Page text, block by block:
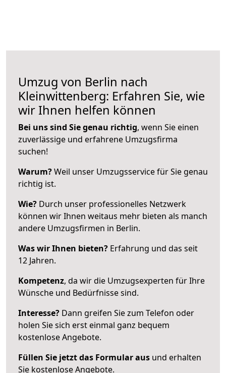
Umzug von Berlin nach
Kleinwittenberg: Erfahren Sie, wie
wir Ihnen helfen können
Bei uns sind Sie genau richtig, wenn Sie einen
zuverlässige und erfahrene Umzugsfirma
suchen!
Warum?Weil unser Umzugsservice für Sie genau
richtig ist.
Wie? Durch unser professionelles Netzwerk
können wir Ihnen weitaus mehr bieten als manch
andere Umzugsfirmen in Berlin.
Was wir Ihnen bieten? Erfahrung und das seit
12 Jahren.
Kompetenz, da wir die Umzugsexperten für Ihre
Wünsche und Bedürfnisse sind.
Interesse? Dann greifen Sie zum Telefon oder
holen Sie sich erst einmal ganz bequem
kostenlose Angebote.
Füllen Sie jetzt das Formular aus und erhalten
Sie kostenlose Angebote.